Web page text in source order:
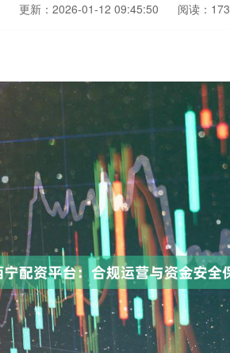
更新：2026-01-12 09:45:50 阅读：173